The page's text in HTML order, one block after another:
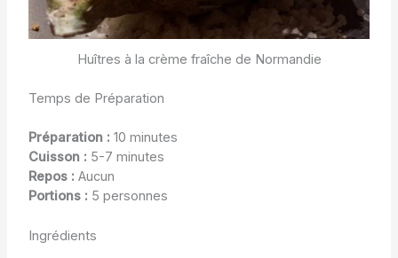
Huîtres à la crème fraîche de Normandie
Temps de Préparation
Préparation : 10 minutes
Cuisson : 5-7 minutes
Repos : Aucun
Portions : 5 personnes
Ingrédients